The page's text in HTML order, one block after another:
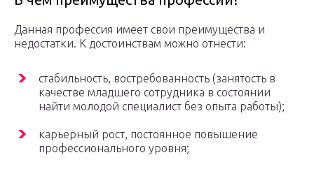
Данная профессия имеет свои преимущества и
недостатки. К достоинствам можно отнести:
стабильность, востребованность (занятость в
качестве младшего сотрудника в состоянии
найти молодой специалист без опыта работы);
карьерный рост, постоянное повышение
профессионального уровня;